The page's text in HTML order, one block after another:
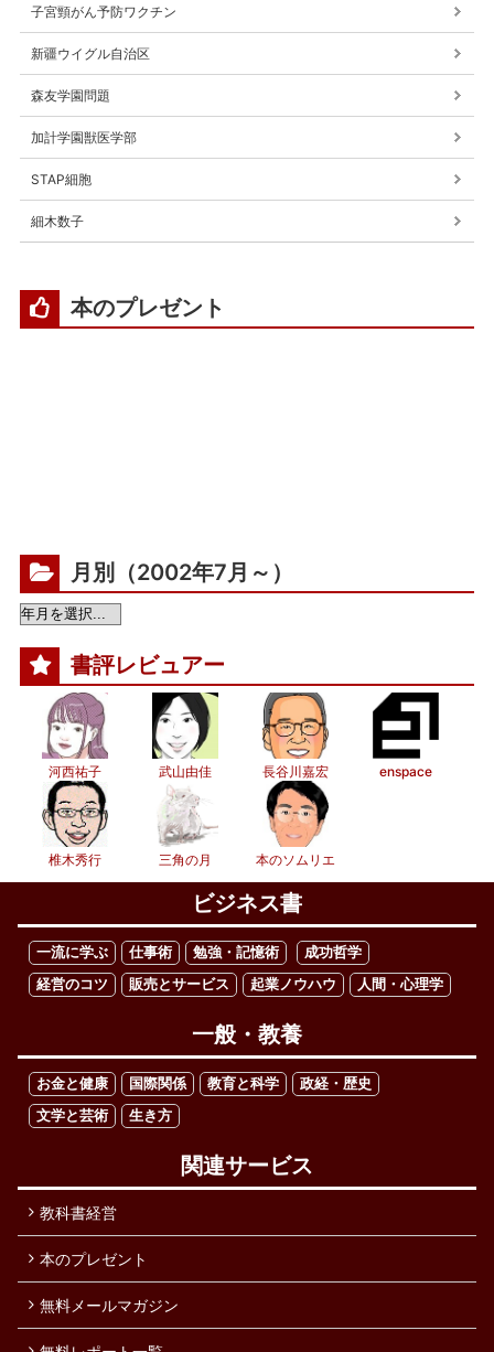
子宮頸がん予防ワクチン
新疆ウイグル自治区
森友学園問題
加計学園獣医学部
STAP細胞
細木数子
本のプレゼント
月別（2002年7月～）
書評レビュアー
河西祐子 武山由佳 長谷川嘉宏 enspace
椎木秀行 三角の月 本のソムリエ
ビジネス書
一流に学ぶ 仕事術 勉強・記憶術
成功哲学
経営のコツ
販売とサービス 起業ノウハウ 人間・心理学
一般・教養
お金と健康 国際関係 教育と科学
政経・歴史
文学と芸術
生き方
関連サービス
教科書経営
本のプレゼント
無料メールマガジン